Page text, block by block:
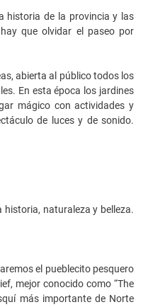
historia de la provincia y las
que olvidar el paseo por
abierta al público todos los
En esta época los jardines
mágico con actividades y
de luces y de sonido.
historia, naturaleza y belleza.
el pueblecito pesquero
mejor conocido como “The
más importante de Norte